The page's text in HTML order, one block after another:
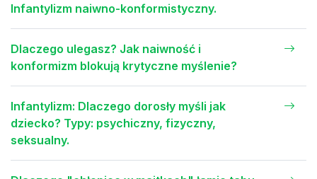
Infantylizm naiwno-konformistyczny.
Dlaczego ulegasz? Jak naiwność i
konformizm blokują krytyczne myślenie?
Infantylizm: Dlaczego dorosły myśli jak
dziecko? Typy: psychiczny, fizyczny,
seksualny.